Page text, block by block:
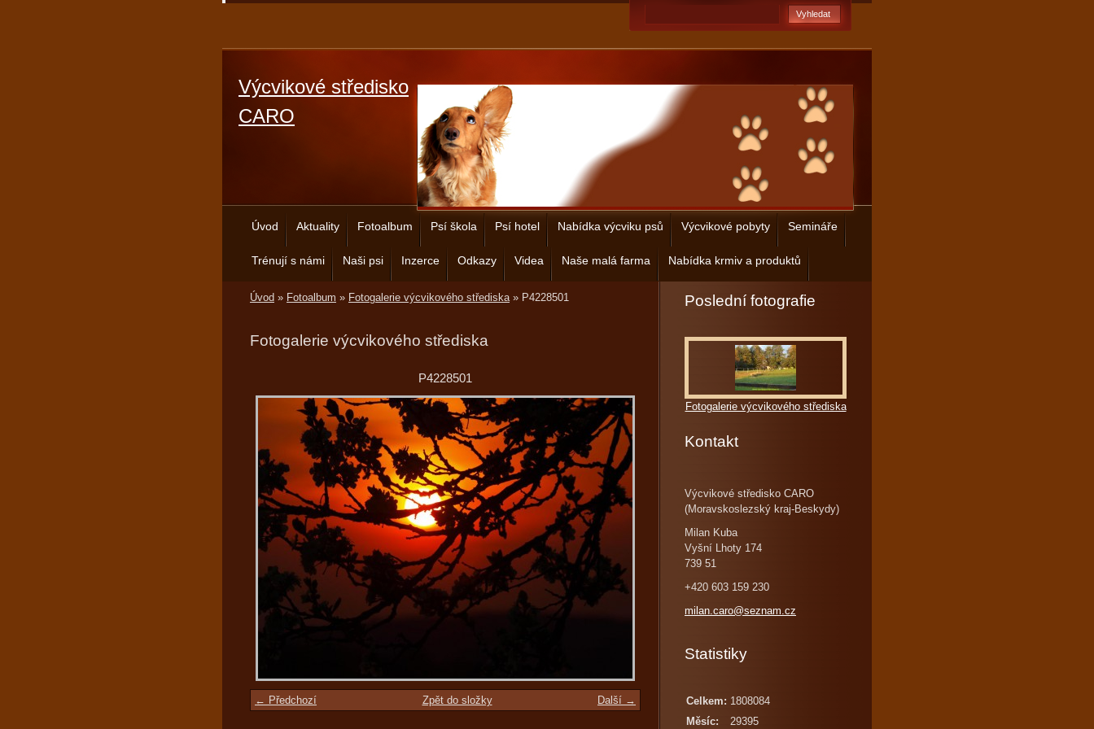
Výcvikové středisko
CARO
Úvod Aktuality Fotoalbum Psí škola Psí hotel Nabídka výcviku psů Výcvikové pobyty Semináře
Trénují s námi Naši psi Inzerce Odkazy Videa Naše malá farma Nabídka krmiv a produktů
Úvod » Fotoalbum » Fotogalerie výcvikového střediska» P4228501
Fotogalerie výcvikového střediska
P4228501
← Předchozí Další →
Zpět do složky
Poslední fotografie
Fotogalerie výcvikového střediska
Kontakt
Výcvikové středisko CARO
(Moravskoslezský kraj-Beskydy)
Milan Kuba
Vyšní Lhoty 174
739 51
+420 603 159 230
milan.caro@seznam.cz
Statistiky
Celkem: 1808084
Měsíc:
29395